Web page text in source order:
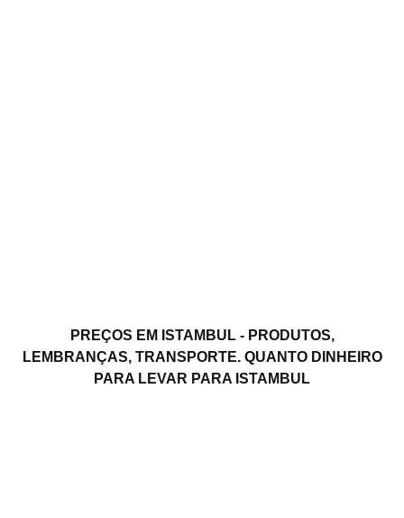
PREÇOS EM ISTAMBUL - PRODUTOS,
LEMBRANÇAS, TRANSPORTE. QUANTO DINHEIRO
PARA LEVAR PARA ISTAMBUL